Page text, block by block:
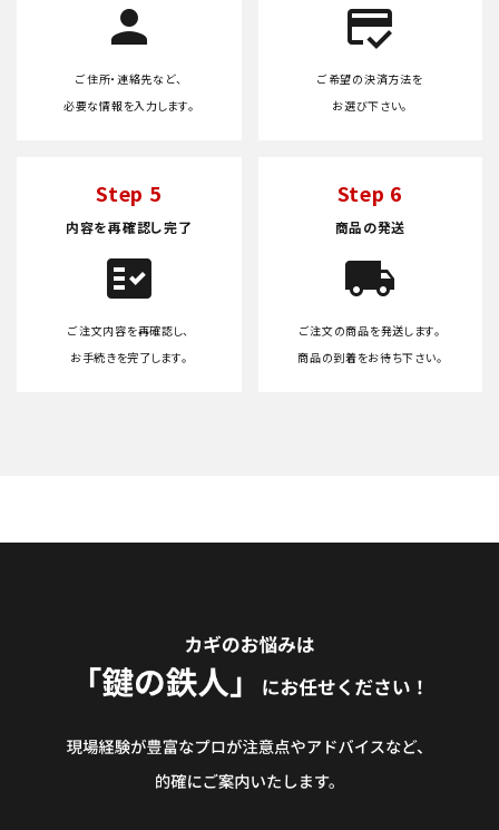
person
ご住所・連絡先など、
必要な情報を入力します。
credit_score
ご希望の決済方法を
お選び下さい。
Step 5
内容を再確認し完了
fact_check
ご注文内容を再確認し、
お手続きを完了します。
Step 6
商品の発送
local_shipping
ご注文の商品を発送します。
商品の到着をお待ち下さい。